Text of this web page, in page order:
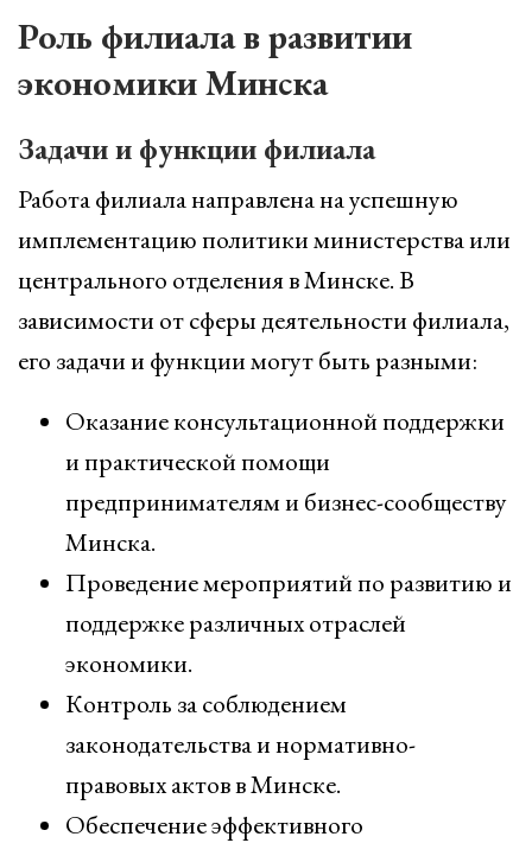
Роль филиала в развитии
экономики Минска
Задачи и функции филиала
Работа филиала направлена на успешную
имплементацию политики министерства или
центрального отделения в Минске. В
зависимости от сферы деятельности филиала,
его задачи и функции могут быть разными:
Оказание консультационной поддержки
и практической помощи
предпринимателям и бизнес-сообществу
Минска.
Проведение мероприятий по развитию и
поддержке различных отраслей
экономики.
Контроль за соблюдением
законодательства и нормативно-
правовых актов в Минске.
Обеспечение эффективного